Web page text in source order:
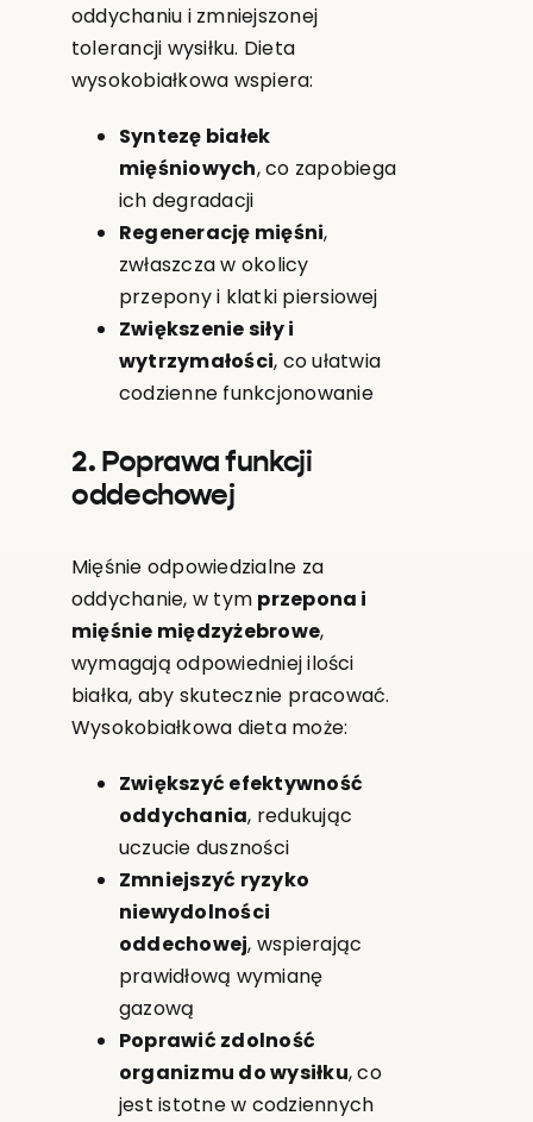
oddychaniu i zmniejszonej
tolerancji wysiłku. Dieta
wysokobiałkowa wspiera:
Syntezę białek
mięśniowych, co zapobiega
ich degradacji
Regenerację mięśni,
zwłaszcza w okolicy
przepony i klatki piersiowej
Zwiększenie siły i
wytrzymałości, co ułatwia
codzienne funkcjonowanie
2. Poprawa funkcji
oddechowej
Mięśnie odpowiedzialne za
oddychanie, w tym przepona i
mięśnie międzyżebrowe,
wymagają odpowiedniej ilości
białka, aby skutecznie pracować.
Wysokobiałkowa dieta może:
Zwiększyć efektywność
oddychania, redukując
uczucie duszności
Zmniejszyć ryzyko
niewydolności
oddechowej, wspierając
prawidłową wymianę
gazową
Poprawić zdolność
organizmu do wysiłku, co
jest istotne w codziennych